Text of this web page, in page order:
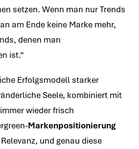
setzen. Wenn man nur Trends
am Ende keine Marke mehr,
denen man
ist.“
Erfolgsmodell starker
Seele, kombiniert mit
wieder frisch
Markenpositionierung
und genau diese